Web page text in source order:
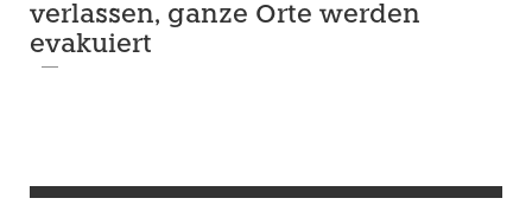
verlassen, ganze Orte werden
evakuiert